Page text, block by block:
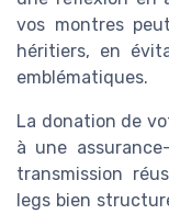
vos montres
héritiers, en
emblématiques.
La donation de
à une
transmission
legs bien